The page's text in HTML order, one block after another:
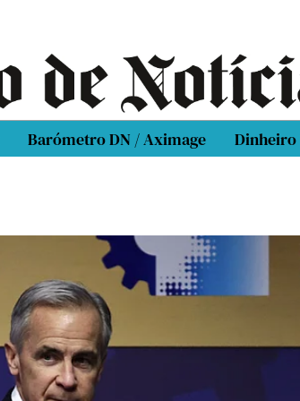
Barómetro DN / Aximage Dinheiro